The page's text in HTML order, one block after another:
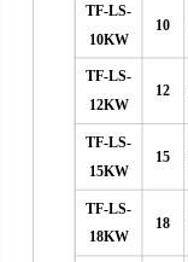
TF-LS-
10KW
10
TF-LS-
12KW
12
TF-LS-
15KW
15
TF-LS-
18KW
18